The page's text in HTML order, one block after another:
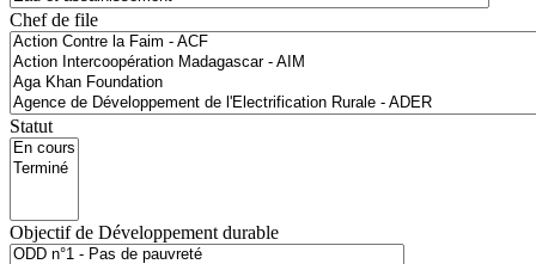
Chef de file
Statut
Objectif de Développement durable